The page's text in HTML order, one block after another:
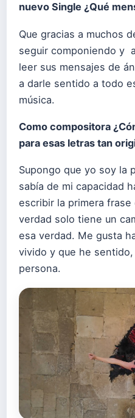
nuevo Single ¿Qué
Que gracias a muchos
seguir componiendo y
leer sus mensajes de
a darle sentido a todo
música.
Como compositora
para esas letras tan
Supongo que yo soy la
sabía de mi capacidad
escribir la primera
verdad solo tiene un
esa verdad. Me gusta
vivido y que he
persona.